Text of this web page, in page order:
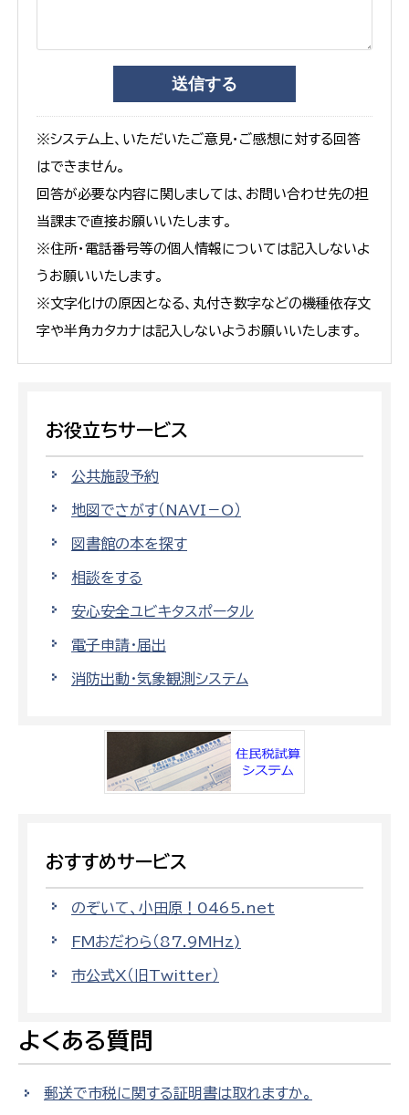
※システム上、いただいたご意見・ご感想に対する回答
はできません。
回答が必要な内容に関しましては、お問い合わせ先の担
当課まで直接お願いいたします。
※住所・電話番号等の個人情報については記入しないよ
うお願いいたします。
※文字化けの原因となる、丸付き数字などの機種依存文
字や半角カタカナは記入しないようお願いいたします。
お役立ちサービス
公共施設予約
地図でさがす（NAVI－O）
図書館の本を探す
相談をする
安心安全ユビキタスポータル
電子申請・届出
消防出動・気象観測システム
おすすめサービス
のぞいて、小田原！0465.net
FMおだわら（87.9MHz)
市公式X（旧Twitter）
よくある質問
郵送で市税に関する証明書は取れますか。